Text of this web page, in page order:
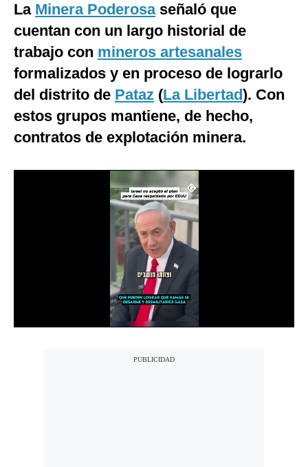
España
Internacional
Tecnología
Club del Suscriptor
Mix
G de Gestión
Notas Contratadas
La Minera Poderosaseñaló que
cuentan con un largo historial de
trabajo con mineros artesanales
formalizados y en proceso de lograrlo
del distrito de Pataz (La Libertad). Con
estos grupos mantiene, de hecho,
contratos de explotación minera.